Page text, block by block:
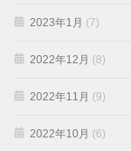
2023年1月 (7)
2022年12月 (8)
2022年11月 (9)
2022年10月 (6)